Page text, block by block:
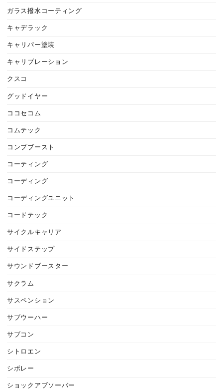
ガラス撥水コーティング
キャデラック
キャリパー塗装
キャリブレーション
クスコ
グッドイヤー
ココセコム
コムテック
コンプブースト
コーティング
コーディング
コーディングユニット
コードテック
サイクルキャリア
サイドステップ
サウンドブースター
サクラム
サスペンション
サブウーハー
サブコン
シトロエン
シボレー
ショックアブソーバー